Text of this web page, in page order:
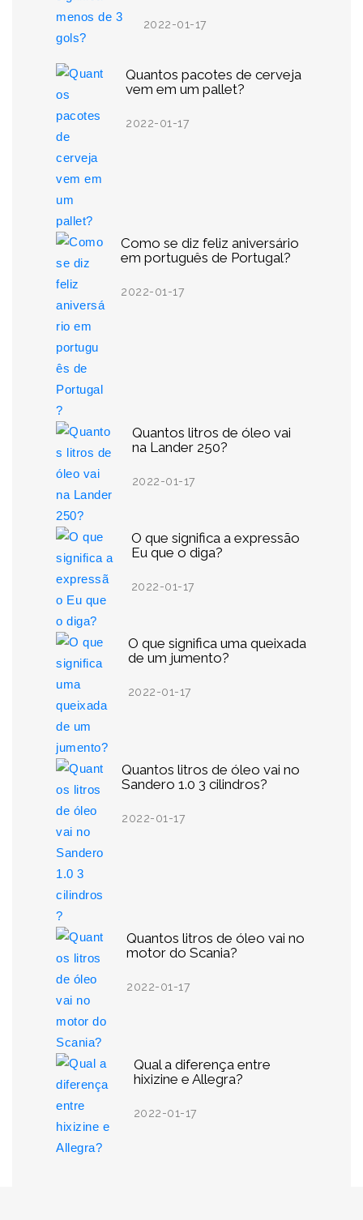
2022-01-17
Quantos pacotes de cerveja
vem em um pallet?
2022-01-17
Como se diz feliz aniversário
em português de Portugal?
2022-01-17
Quantos litros de óleo vai
na Lander 250?
2022-01-17
O que significa a expressão
Eu que o diga?
2022-01-17
O que significa uma queixada
de um jumento?
2022-01-17
Quantos litros de óleo vai no
Sandero 1.0 3 cilindros?
2022-01-17
Quantos litros de óleo vai no
motor do Scania?
2022-01-17
Qual a diferença entre
hixizine e Allegra?
2022-01-17